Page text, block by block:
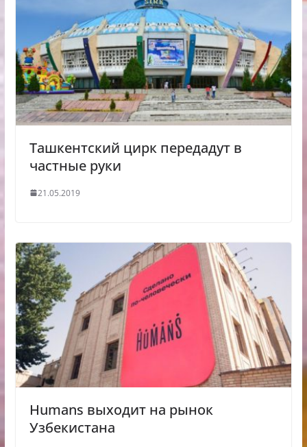
Ташкентский цирк передадут в
частные руки
21.05.2019
Humans выходит на рынок
Узбекистана